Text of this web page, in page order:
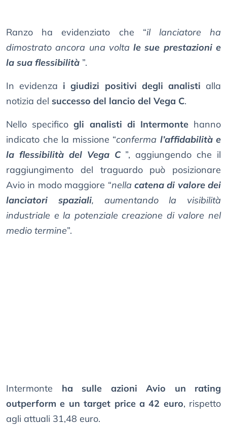
Ranzo ha evidenziato che “il lanciatore ha
dimostrato ancora una voltale sue prestazioni e
la sua flessibilità ”.
In evidenza i giudizi positivi degli analisti alla
notizia del successo del lancio del Vega C.
Nello specificogli analisti di Intermontehanno
indicato che la missione “conferma l’affidabilità e
la flessibilità del Vega C ”, aggiungendo che il
raggiungimento del traguardo può posizionare
Avio in modo maggiore “nella catena di valore dei
lanciatori spaziali, aumentando la visibilità
industriale e la potenziale creazione di valore nel
medio termine”.
Intermonte ha sulle azioni Avio un rating
outperform e un target price a 42 euro, rispetto
agli attuali 31,48 euro.